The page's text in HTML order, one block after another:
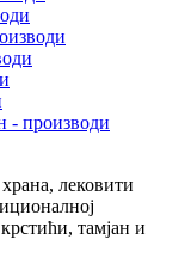
- производи
лековити
тамјан и